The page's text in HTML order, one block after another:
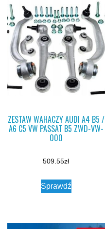
ZESTAW WAHACZY AUDI A4 B5 /
A6 C5 VW PASSAT B5 ZWD-VW-
000
509.55zł
Sprawdź